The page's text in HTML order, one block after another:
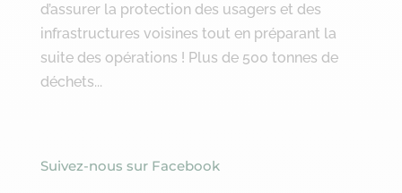
d’assurer la protection des usagers et des
infrastructures voisines tout en préparant la
suite des opérations ! Plus de 500 tonnes de
déchets...
Suivez-nous sur Facebook